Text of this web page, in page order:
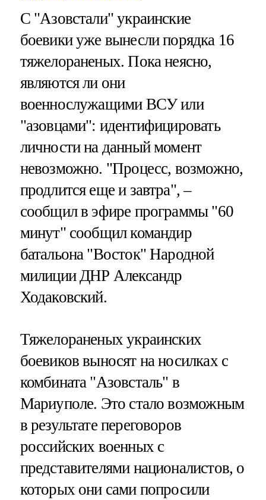
С "Азовстали" украинские
боевики уже вынесли порядка 16
тяжелораненых. Пока неясно,
являются ли они
военнослужащими ВСУ или
"азовцами": идентифицировать
личности на данный момент
невозможно. "Процесс, возможно,
продлится еще и завтра", –
сообщил в эфире программы "60
минут" сообщил командир
батальона "Восток" Народной
милиции ДНР Александр
Ходаковский.
Тяжелораненых украинских
боевиков выносят на носилках с
комбината "Азовсталь" в
Мариуполе. Это стало возможным
в результате переговоров
российских военных с
представителями националистов, о
которых они сами попросили